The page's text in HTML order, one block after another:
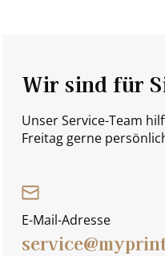
Wir sind für
Unser Service-Team
Freitag gerne
E-Mail-Adresse